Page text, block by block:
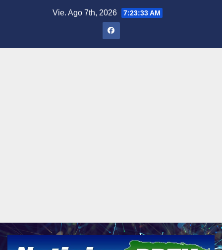
Vie. Ago 7th, 2026 7:23:34 AM